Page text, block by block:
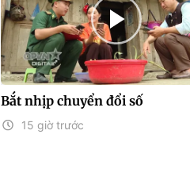
Bắt nhịp chuyển đổi số
15 giờ trước